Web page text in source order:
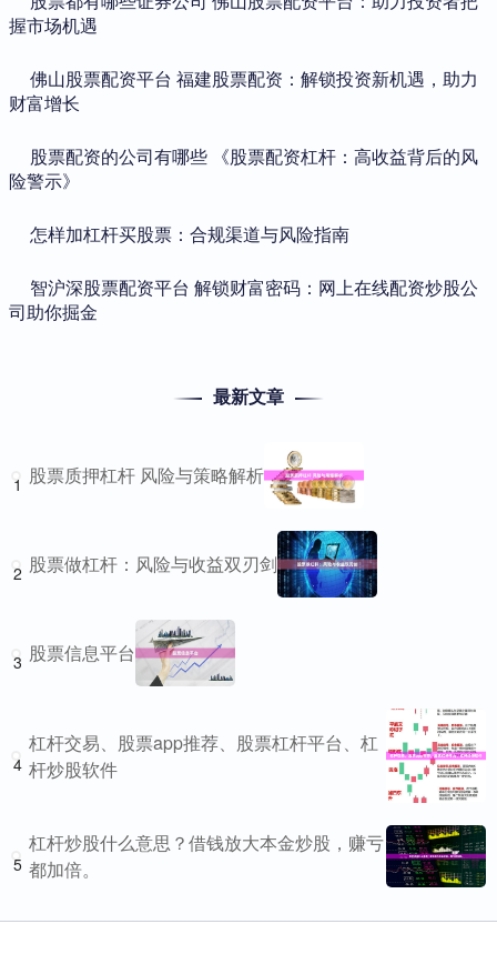
握市场机遇
​佛山股票配资平台 福建股票配资：解锁投资新机遇，助力
财富增长
​股票配资的公司有哪些 《股票配资杠杆：高收益背后的风
险警示》
​怎样加杠杆买股票：合规渠道与风险指南
​智沪深股票配资平台 解锁财富密码：网上在线配资炒股公
司助你掘金
最新文章
1 股票质押杠杆 风险与策略解析
2 股票做杠杆：风险与收益双刃剑
3 股票信息平台
4
杠杆交易、股票app推荐、股票杠杆平台、杠
杆炒股软件
5
杠杆炒股什么意思？借钱放大本金炒股，赚亏
都加倍。